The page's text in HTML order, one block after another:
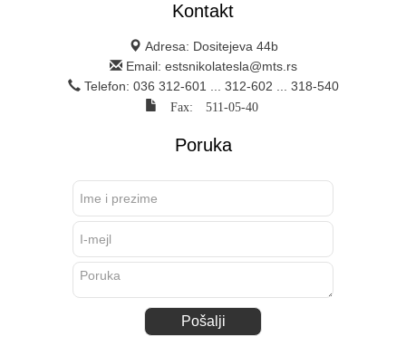
Kontakt
Adresa: Dositejeva 44b
Email: estsnikolatesla@mts.rs
Telefon: 036 312-601 ... 312-602 ... 318-540
Fax: 511-05-40
Poruka